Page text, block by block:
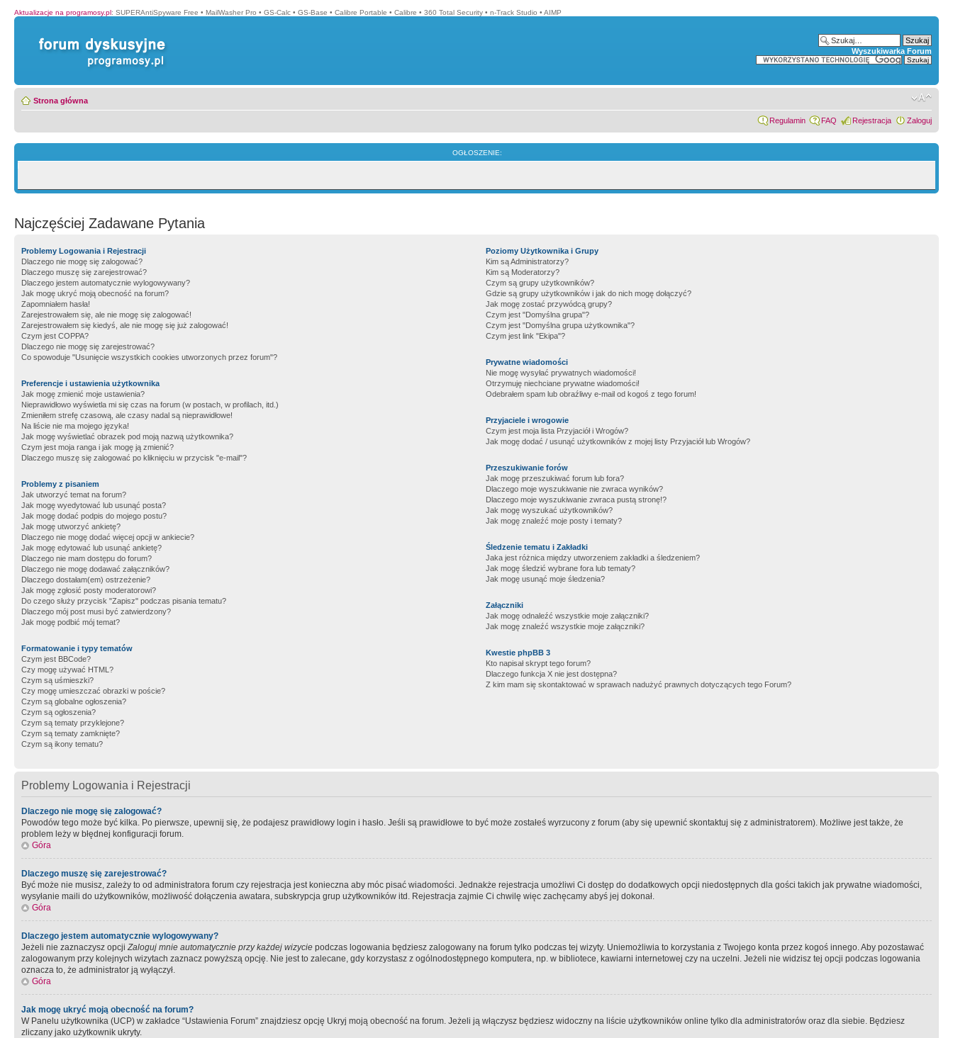
Aktualizacje na programosy.pl: SUPERAntiSpyware Free • MailWasher Pro • GS-Calc • GS-Base • Calibre Portable • Calibre • 360 Total Security • n-Track Studio • AIMP
Wyszukiwarka Forum
Strona główna
Regulamin FAQ Rejestracja Zaloguj
OGŁOSZENIE:
Najczęściej Zadawane Pytania
Problemy Logowania i Rejestracji
Dlaczego nie mogę się zalogować?
Dlaczego muszę się zarejestrować?
Dlaczego jestem automatycznie wylogowywany?
Jak mogę ukryć moją obecność na forum?
Zapomniałem hasła!
Zarejestrowałem się, ale nie mogę się zalogować!
Zarejestrowałem się kiedyś, ale nie mogę się już zalogować!
Czym jest COPPA?
Dlaczego nie mogę się zarejestrować?
Co spowoduje "Usunięcie wszystkich cookies utworzonych przez forum"?
Preferencje i ustawienia użytkownika
Jak mogę zmienić moje ustawienia?
Nieprawidłowo wyświetla mi się czas na forum (w postach, w profilach, itd.)
Zmieniłem strefę czasową, ale czasy nadal są nieprawidłowe!
Na liście nie ma mojego języka!
Jak mogę wyświetlać obrazek pod moją nazwą użytkownika?
Czym jest moja ranga i jak mogę ją zmienić?
Dlaczego muszę się zalogować po kliknięciu w przycisk "e-mail"?
Problemy z pisaniem
Jak utworzyć temat na forum?
Jak mogę wyedytować lub usunąć posta?
Jak mogę dodać podpis do mojego postu?
Jak mogę utworzyć ankietę?
Dlaczego nie mogę dodać więcej opcji w ankiecie?
Jak mogę edytować lub usunąć ankietę?
Dlaczego nie mam dostępu do forum?
Dlaczego nie mogę dodawać załączników?
Dlaczego dostałam(em) ostrzeżenie?
Jak mogę zgłosić posty moderatorowi?
Do czego służy przycisk "Zapisz" podczas pisania tematu?
Dlaczego mój post musi być zatwierdzony?
Jak mogę podbić mój temat?
Formatowanie i typy tematów
Czym jest BBCode?
Czy mogę używać HTML?
Czym są uśmieszki?
Czy mogę umieszczać obrazki w poście?
Czym są globalne ogłoszenia?
Czym są ogłoszenia?
Czym są tematy przyklejone?
Czym są tematy zamknięte?
Czym są ikony tematu?
Poziomy Użytkownika i Grupy
Kim są Administratorzy?
Kim są Moderatorzy?
Czym są grupy użytkowników?
Gdzie są grupy użytkowników i jak do nich mogę dołączyć?
Jak mogę zostać przywódcą grupy?
Czym jest "Domyślna grupa"?
Czym jest "Domyślna grupa użytkownika"?
Czym jest link "Ekipa"?
Prywatne wiadomości
Nie mogę wysyłać prywatnych wiadomości!
Otrzymuję niechciane prywatne wiadomości!
Odebrałem spam lub obraźliwy e-mail od kogoś z tego forum!
Przyjaciele i wrogowie
Czym jest moja lista Przyjaciół i Wrogów?
Jak mogę dodać / usunąć użytkowników z mojej listy Przyjaciół lub Wrogów?
Przeszukiwanie forów
Jak mogę przeszukiwać forum lub fora?
Dlaczego moje wyszukiwanie nie zwraca wyników?
Dlaczego moje wyszukiwanie zwraca pustą stronę!?
Jak mogę wyszukać użytkowników?
Jak mogę znaleźć moje posty i tematy?
Śledzenie tematu i Zakładki
Jaka jest różnica między utworzeniem zakładki a śledzeniem?
Jak mogę śledzić wybrane fora lub tematy?
Jak mogę usunąć moje śledzenia?
Załączniki
Jak mogę odnaleźć wszystkie moje załączniki?
Jak mogę znaleźć wszystkie moje załączniki?
Kwestie phpBB 3
Kto napisał skrypt tego forum?
Dlaczego funkcja X nie jest dostępna?
Z kim mam się skontaktować w sprawach nadużyć prawnych dotyczących tego Forum?
Problemy Logowania i Rejestracji
Dlaczego nie mogę się zalogować?
Powodów tego może być kilka. Po pierwsze, upewnij się, że podajesz prawidłowy login i hasło. Jeśli są prawidłowe to być może zostałeś wyrzucony z forum (aby się upewnić skontaktuj się z administratorem). Możliwe jest także, że
problem leży w błędnej konfiguracji forum.
Góra
Dlaczego muszę się zarejestrować?
Być może nie musisz, zależy to od administratora forum czy rejestracja jest konieczna aby móc pisać wiadomości. Jednakże rejestracja umożliwi Ci dostęp do dodatkowych opcji niedostępnych dla gości takich jak prywatne wiadomości,
wysyłanie maili do użytkowników, możliwość dołączenia awatara, subskrypcja grup użytkowników itd. Rejestracja zajmie Ci chwilę więc zachęcamy abyś jej dokonał.
Góra
Dlaczego jestem automatycznie wylogowywany?
Jeżeli nie zaznaczysz opcjiZaloguj mnie automatycznie przy każdej wizycie podczas logowania będziesz zalogowany na forum tylko podczas tej wizyty. Uniemożliwia to korzystania z Twojego konta przez kogoś innego. Aby pozostawać
zalogowanym przy kolejnych wizytach zaznacz powyższą opcję. Nie jest to zalecane, gdy korzystasz z ogólnodostępnego komputera, np. w bibliotece, kawiarni internetowej czy na uczelni. Jeżeli nie widzisz tej opcji podczas logowania
oznacza to, że administrator ją wyłączył.
Góra
Jak mogę ukryć moją obecność na forum?
W Panelu użytkownika (UCP) w zakładce “Ustawienia Forum” znajdziesz opcję Ukryj moją obecność na forum. Jeżeli ją włączysz będziesz widoczny na liście użytkowników online tylko dla administratorów oraz dla siebie. Będziesz
zliczany jako użytkownik ukryty.